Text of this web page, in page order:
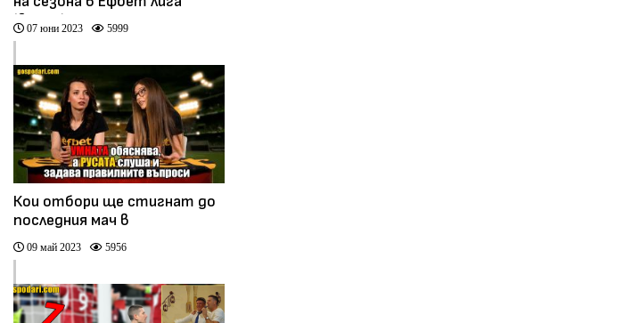
(видео)
07 юни 2023 5999
Кои отбори ще стигнат до
последния мач в
Шампионската лига?
(видео)
09 май 2023 5956